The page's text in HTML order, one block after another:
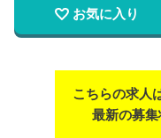
お気に入り
こちらの求人
最新の募集